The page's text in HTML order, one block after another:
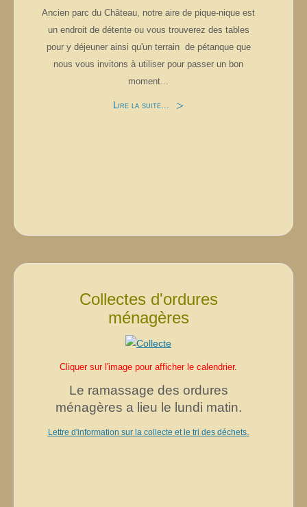
Ancien parc du Château, notre aire de pique-nique est
un endroit de détente ou vous trouverez des tables
pour y déjeuner ainsi qu'un terrain de pétanque que
nous vous invitons à utiliser pour passer un bon
moment...
Lire la suite...
Collectes d'ordures
ménagères
Cliquer sur l'image pour afficher le calendrier.
Le ramassage des ordures
ménagères a lieu le lundi matin.
Lettre d'information sur la collecte et le tri des déchets.